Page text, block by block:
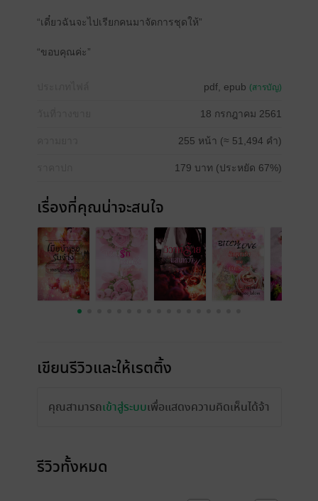
“เดี๋ยวฉันจะไปเรียกคนมาจัดการชุดให้”
“ขอบคุณค่ะ”
pdf, epub (สารบัญ)
18 กรกฎาคม 2561
255 หน้า (≈ 51,494 คำ)
179 บาท (ประหยัด 67%)
เรื่องที่คุณน่าจะสนใจ
เขียนรีวิวและให้เรตติ้ง
คุณสามารถเข้าสู่ระบบเพื่อแสดงความคิดเห็นได้จ้า
รีวิวทั้งหมด